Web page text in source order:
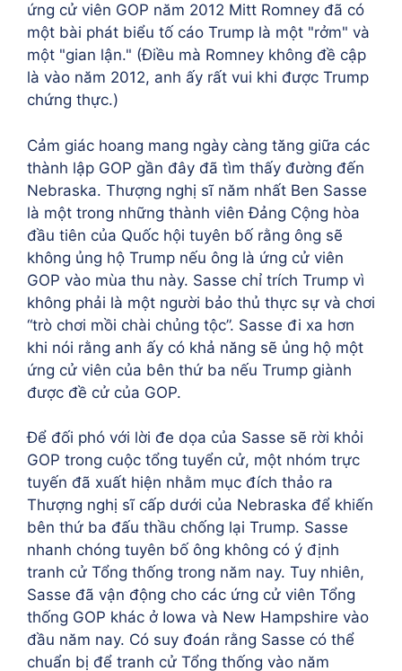
ứng cử viên GOP năm 2012 Mitt Romney đã có
một bài phát biểu tố cáo Trump là một "rởm" và
một "gian lận." (Điều mà Romney không đề cập
là vào năm 2012, anh ấy rất vui khi được Trump
chứng thực.)
Cảm giác hoang mang ngày càng tăng giữa các
thành lập GOP gần đây đã tìm thấy đường đến
Nebraska. Thượng nghị sĩ năm nhất Ben Sasse
là một trong những thành viên Đảng Cộng hòa
đầu tiên của Quốc hội tuyên bố rằng ông sẽ
không ủng hộ Trump nếu ông là ứng cử viên
GOP vào mùa thu này. Sasse chỉ trích Trump vì
không phải là một người bảo thủ thực sự và chơi
“trò chơi mồi chài chủng tộc”. Sasse đi xa hơn
khi nói rằng anh ấy có khả năng sẽ ủng hộ một
ứng cử viên của bên thứ ba nếu Trump giành
được đề cử của GOP.
Để đối phó với lời đe dọa của Sasse sẽ rời khỏi
GOP trong cuộc tổng tuyển cử, một nhóm trực
tuyến đã xuất hiện nhằm mục đích thảo ra
Thượng nghị sĩ cấp dưới của Nebraska để khiến
bên thứ ba đấu thầu chống lại Trump. Sasse
nhanh chóng tuyên bố ông không có ý định
tranh cử Tổng thống trong năm nay. Tuy nhiên,
Sasse đã vận động cho các ứng cử viên Tổng
thống GOP khác ở Iowa và New Hampshire vào
đầu năm nay. Có suy đoán rằng Sasse có thể
chuẩn bị để tranh cử Tổng thống vào năm